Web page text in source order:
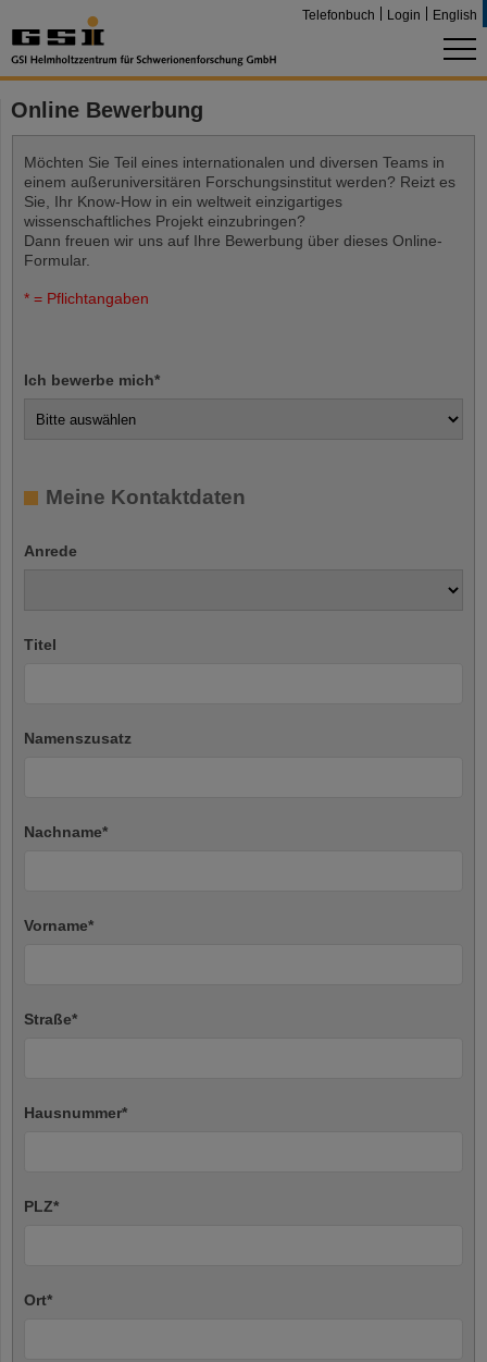
Telefonbuch Login English
Online Bewerbung
Möchten Sie Teil eines internationalen und diversen Teams in
einem außeruniversitären Forschungsinstitut werden? Reizt es
Sie, Ihr Know-How in ein weltweit einzigartiges
wissenschaftliches Projekt einzubringen?
Dann freuen wir uns auf Ihre Bewerbung über dieses Online-
Formular.
* = Pflichtangaben
Ich bewerbe mich*
Meine Kontaktdaten
Anrede
Titel
Namenszusatz
Nachname*
Vorname*
Straße*
Hausnummer*
PLZ*
Ort*